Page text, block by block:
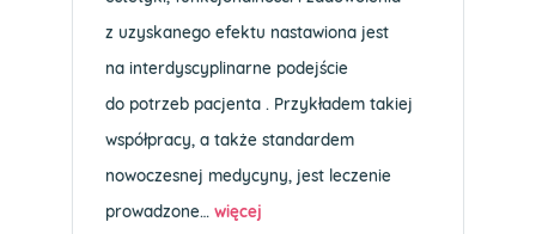
z uzyskanego efektu nastawiona jest
na interdyscyplinarne podejście
do potrzeb pacjenta . Przykładem takiej
współpracy, a także standardem
nowoczesnej medycyny, jest leczenie
prowadzone… więcej